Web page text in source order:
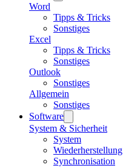
Word
Tipps & Tricks
Sonstiges
Excel
Tipps & Tricks
Sonstiges
Outlook
Sonstiges
Allgemein
Sonstiges
Software
System & Sicherheit
System
Wiederherstellung
Synchronisation